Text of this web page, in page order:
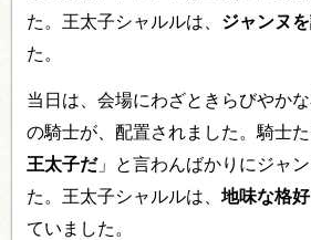
た。王太子シャルルは、 ジャンヌ
た。
当日は、会場にわざときらびやか
の騎士が、配置されました。騎士
王太子だ」と言わんばかりにジャ
た。王太子シャルルは、地味な格好
ていました。